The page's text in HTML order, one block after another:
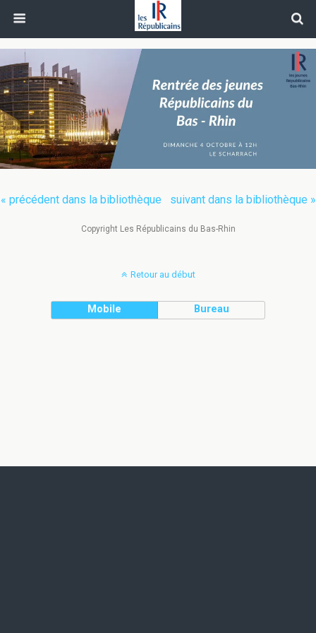
« précédent dans la bibliothèque suivant dans la bibliothèque »
Copyright Les Républicains du Bas-Rhin
Retour au début
Mobile Bureau